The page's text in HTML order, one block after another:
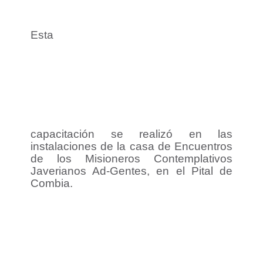
Esta
capacitación se realizó en las
instalaciones de la casa de Encuentros
de los Misioneros Contemplativos
Javerianos Ad-Gentes, en el Pital de
Combia.